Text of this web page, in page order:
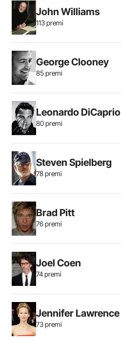
John Williams
113 premi
George Clooney
85 premi
Leonardo DiCaprio
80 premi
Steven Spielberg
78 premi
Brad Pitt
76 premi
Joel Coen
74 premi
Jennifer Lawrence
73 premi